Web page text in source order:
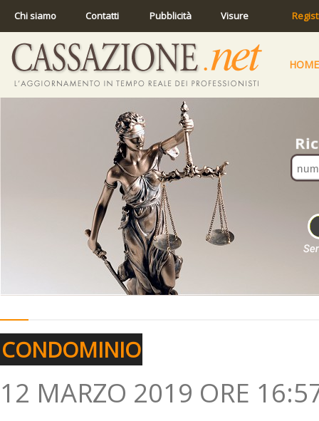
Chi siamo Contatti Pubblicità Visure
HOME
CONDOMINIO
12 MARZO 2019 ORE